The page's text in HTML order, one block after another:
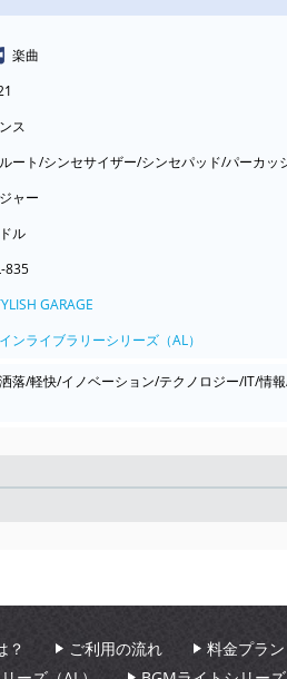
楽曲
ス
ート/シンセサイザー/シンセパッド/パーカ
ャー
ル
835
GARAGE
ンライブラリーシリーズ（AL）
落/軽快/イノベーション/テクノロジー/IT/情
？ ご利用の流れ 料金プラン